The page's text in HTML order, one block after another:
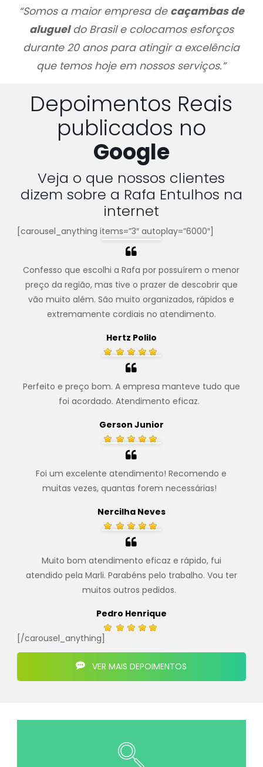
“Somos a maior empresa de caçambas de
alugueldo Brasil e colocamos esforços
durante 20 anos para atingir a excelência
que temos hoje em nossos serviços.”
Depoimentos Reais
publicados no
Google
Veja o que nossos clientes
dizem sobre a Rafa Entulhos na
internet
[carousel_anything items=”3″ autoplay=”6000″]
Confesso que escolhi a Rafa por possuírem o menor
preço da região, mas tive o prazer de descobrir que
vão muito além. São muito organizados, rápidos e
extremamente cordiais no atendimento.
Hertz Polilo
Perfeito e preço bom. A empresa manteve tudo que
foi acordado. Atendimento eficaz.
Gerson Junior
Foi um excelente atendimento! Recomendo e
muitas vezes, quantas forem necessárias!
Nercilha Neves
Muito bom atendimento eficaz e rápido, fui
atendido pela Marli. Parabéns pelo trabalho. Vou ter
muitos outros pedidos.
Pedro Henrique
[/carousel_anything]
VER MAIS DEPOIMENTOS